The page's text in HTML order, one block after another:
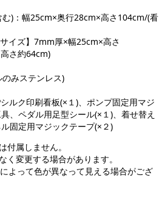
む)：幅25cm×奥行28cm×高さ104cm/(看
イズ】7mm厚×幅25cm×高さ
さ約64cm)
のみステンレス)
シルク印刷看板(×１)、ポンプ固定用マジ
、ペダル用足型シール(×１)、着せ替え
固定用マジックテープ(×２)
属しません。
変更する場合があります。
よって色が異なって見える場合がござ